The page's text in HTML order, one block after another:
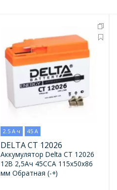
2.5 А·ч 45 А
DELTA CT 12026
Аккумулятор Delta CT 12026
12В 2,5Ач 45CCA 115x50x86
мм Обратная (-+)